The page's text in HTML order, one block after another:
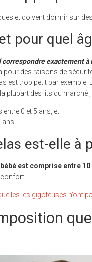
et doivent dormir sur
pour quel
exactement à
pour des raisons de
est trop petit par
plupart des lits du marché
0 et 5 ans, et
est-elle à
est comprise entre 10
les gigoteuses n’ont